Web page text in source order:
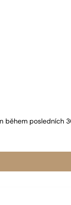
během posledních